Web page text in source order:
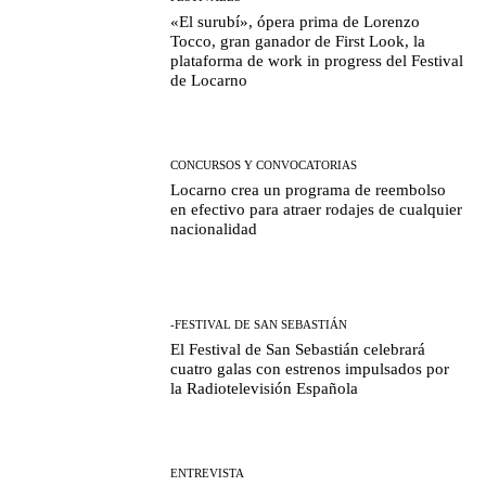
«El surubí», ópera prima de Lorenzo
Tocco, gran ganador de First Look, la
plataforma de work in progress del Festival
de Locarno
CONCURSOS Y CONVOCATORIAS
Locarno crea un programa de reembolso
en efectivo para atraer rodajes de cualquier
nacionalidad
-FESTIVAL DE SAN SEBASTIÁN
El Festival de San Sebastián celebrará
cuatro galas con estrenos impulsados por
la Radiotelevisión Española
ENTREVISTA